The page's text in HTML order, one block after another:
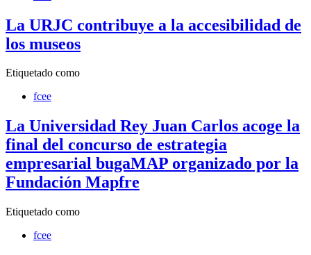
La URJC contribuye a la accesibilidad de
los museos
Etiquetado como
fcee
La Universidad Rey Juan Carlos acoge la
final del concurso de estrategia
empresarial bugaMAP organizado por la
Fundación Mapfre
Etiquetado como
fcee